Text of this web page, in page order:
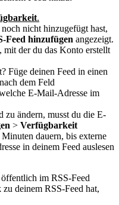
.
nicht hinzugefügt hast,
Feed hinzufügen angezeigt.
der du das Konto erstellt
Füge deinen Feed in einen
dem Feld
E-Mail-Adresse im
zu ändern, musst du die E-
> Verfügbarkeit
dauern, bis externe
in deinem Feed auslesen
im RSS-Feed
deinem RSS-Feed hat,